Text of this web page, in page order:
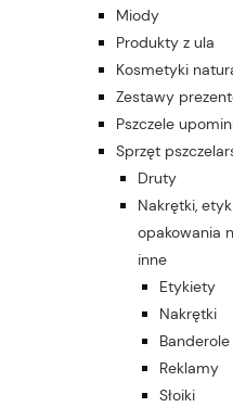
Miody
Produkty z ula
Kosmetyki
Zestawy
Pszczele
Sprzęt
Druty
Nakrętki,
opakowania
inne
Etykiety
Nakrętki
Banderole
Reklamy
Słoiki